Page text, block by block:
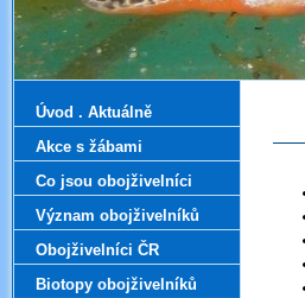
Úvod . Aktuálně
Akce s žábami
Co jsou obojživelníci
Význam obojživelníků
Obojživelníci ČR
Biotopy obojživelníků